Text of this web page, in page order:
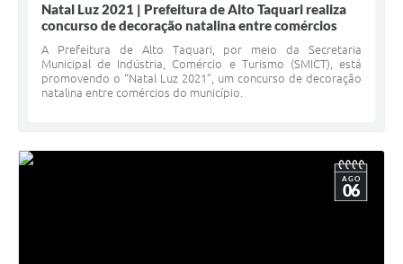
Natal Luz 2021 | Prefeitura de Alto Taquari realiza
concurso de decoração natalina entre comércios
A Prefeitura de Alto Taquari, por meio da Secretaria
Municipal de Indústria, Comércio e Turismo (SMICT), está
promovendo o “Natal Luz 2021”, um concurso de decoração
natalina entre comércios do município.
AGO
06